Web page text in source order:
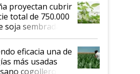
proyectan cubrir
total de 750.000
soja sembradas
generación de
marcan un
en genética y
eficacia una de
más usadas
cogollero? El